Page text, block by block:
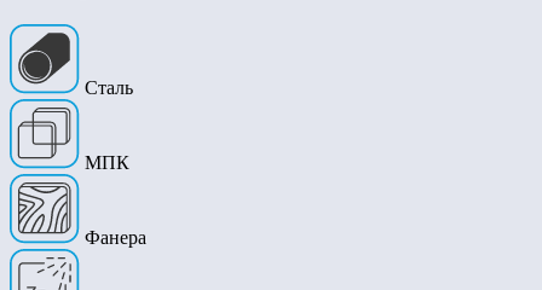
Сталь
МПК
Фанера